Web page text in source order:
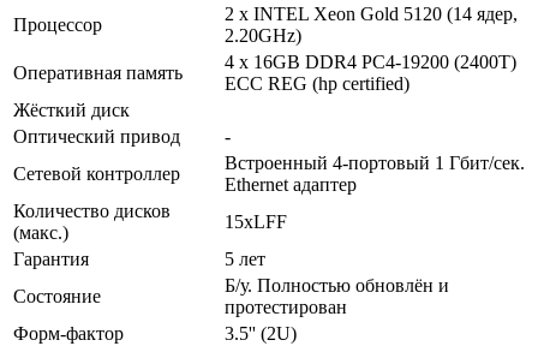
Процессор
2 x INTEL Xeon Gold 5120 (14 ядер,
2.20GHz)
Оперативная память
4 x 16GB DDR4 PC4-19200 (2400T)
ECC REG (hp certified)
Жёсткий диск
Оптический привод
-
Сетевой контроллер
Встроенный 4-портовый 1 Гбит/сек.
Ethernet адаптер
Количество дисков
(макс.)
15xLFF
Гарантия
5 лет
Состояние
Б/у. Полностью обновлён и
протестирован
Форм-фактор
3.5'' (2U)